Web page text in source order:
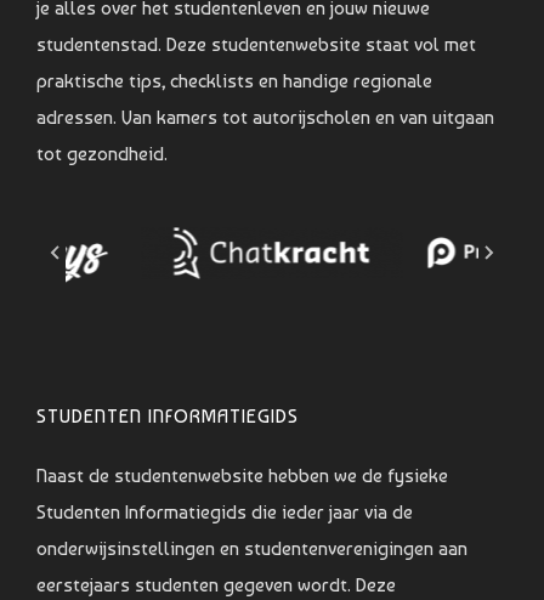
je alles over het studentenleven en jouw nieuwe
studentenstad. Deze studentenwebsite staat vol met
praktische tips, checklists en handige regionale
adressen. Van kamers tot autorijscholen en van uitgaan
tot gezondheid.
STUDENTEN INFORMATIEGIDS
Naast de studentenwebsite hebben we de fysieke
Studenten Informatiegids die ieder jaar via de
onderwijsinstellingen en studentenverenigingen aan
eerstejaars studenten gegeven wordt. Deze